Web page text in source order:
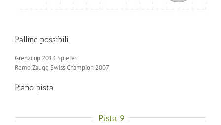
Palline possibili
Grenzcup 2013 Spieler
Remo Zaugg Swiss Champion 2007
Piano pista
Pista 9